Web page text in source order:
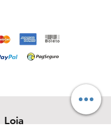
Loja